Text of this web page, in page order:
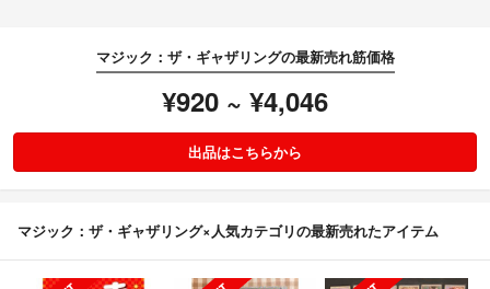
マジック：ザ・ギャザリングの最新売れ筋価格
¥920 ~ ¥4,046
出品はこちらから
マジック：ザ・ギャザリング×人気カテゴリの最新売れたアイテム